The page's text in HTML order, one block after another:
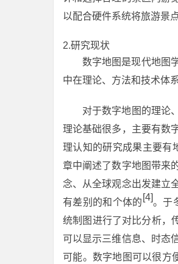
以配合硬件系统将旅游景
2.研究现状
数字地图是现代地图
中在理论、方法和技术体
对于数字地图的理论
理论基础很多，主要有数
理认知的研究成果主要有
章中阐述了数字地图带来
念、从全球观念出发建立
有差别的和个体的 [4]。于
统制图进行了对比分析，
可以显示三维信息、时态
可能。数字地图可以很方